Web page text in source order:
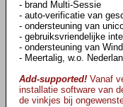
- brand Multi-Sessie
- auto-verificatie van
- ondersteuning van
- gebruiksvriendelijke
- ondersteuning van
- Meertalig, w.o.
Add-supported! Vanaf
installatie software van
de vinkjes bij